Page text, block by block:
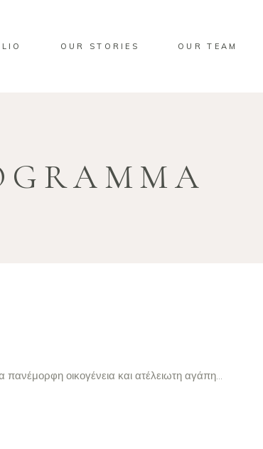
OUR STORIES OUR TEAM
πανέμορφη οικογένεια και ατέλειωτη αγάπη…